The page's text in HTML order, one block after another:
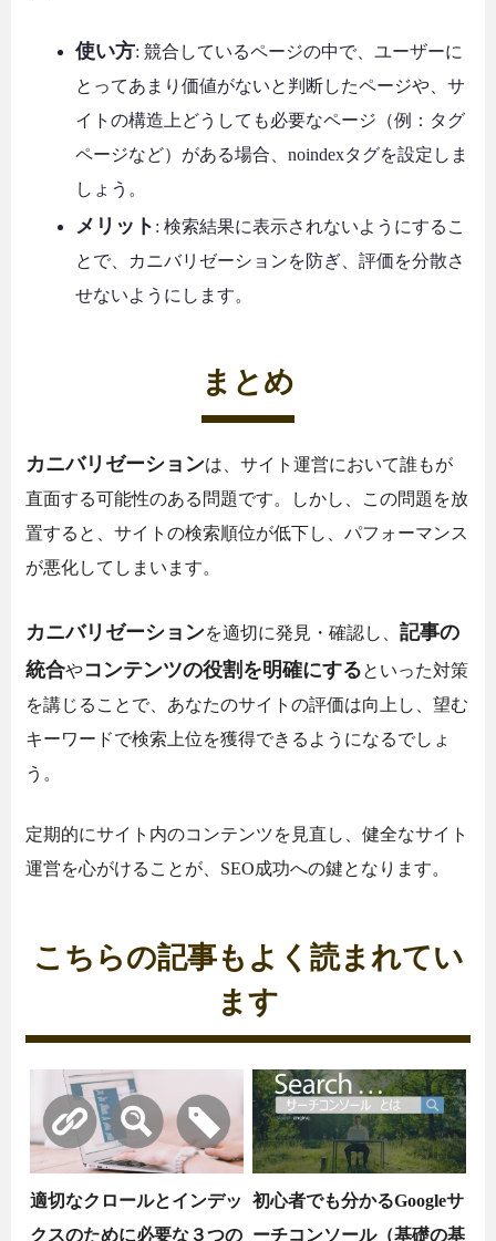
使い方: 競合しているページの中で、ユーザーに
とってあまり価値がないと判断したページや、サ
イトの構造上どうしても必要なページ（例：タグ
ページなど）がある場合、noindexタグを設定しま
しょう。
メリット : 検索結果に表示されないようにするこ
とで、カニバリゼーションを防ぎ、評価を分散さ
せないようにします。
まとめ
カニバリゼーションは、サイト運営において誰もが
直面する可能性のある問題です。しかし、この問題を放
置すると、サイトの検索順位が低下し、パフォーマンス
が悪化してしまいます。
カニバリゼーションを適切に発見・確認し、記事の
統合やコンテンツの役割を明確にするといった対策
を講じることで、あなたのサイトの評価は向上し、望む
キーワードで検索上位を獲得できるようになるでしょ
う。
定期的にサイト内のコンテンツを見直し、健全なサイト
運営を心がけることが、SEO成功への鍵となります。
こちらの記事もよく読まれてい
ます
適切なクロールとインデッ
クスのために必要な３つの
初心者でも分かるGoogleサ
ーチコンソール（基礎の基